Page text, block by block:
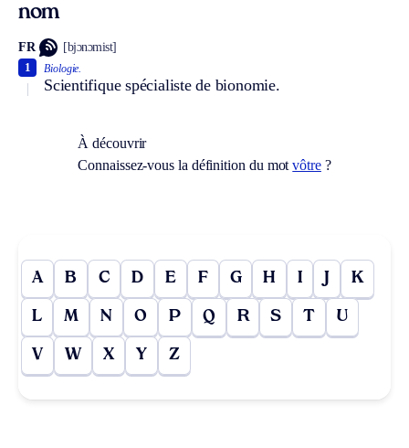
nom
FR [bjɔnɔmist]
Biologie.
Scientifique spécialiste de bionomie.
1
À découvrir
Connaissez-vous la définition du motvôtre?
A B C D E F G H I J K
L M N O P Q R S T U
V W X Y Z